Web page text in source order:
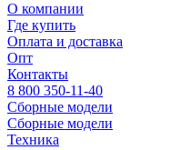
О компании
Где купить
Оплата и доставка
Опт
Контакты
8 800 350-11-40
Сборные модели
Сборные модели
Техника